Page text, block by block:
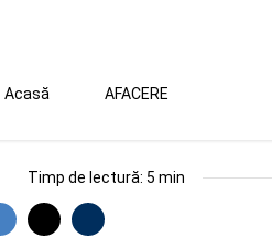
Acasă AFACERE
Timp de lectură: 5 min